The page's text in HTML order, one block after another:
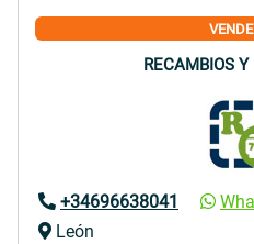
RECAMBIOS
+34696638041
León